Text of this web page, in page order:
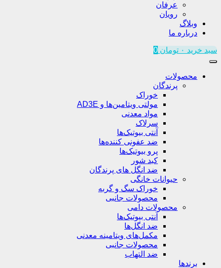
عرفان
رویان
وبلاگ
درباره ما
سبد خرید ۰ تومان 0
محصولات
پرندگان
خوراک
مولتی ویتامین‌ها و AD3E
مواد معدنی
سرلاک
آنتی بیوتیک‌ها
ضد عفونی کننده‌ها
پرو بیوتیک‌ها
کبد شور
ضد انگل های پرندگان
حیوانات خانگی
خوراک سگ و گربه
محصولات جانبی
محصولات دامی
آنتی بیوتیک‌ها
ضد انگل‌ها
مکمل‌های ویتامینه معدنی
محصولات جانبی
ضد التهاب
برندها